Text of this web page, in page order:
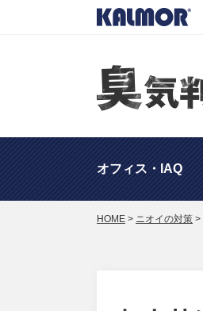
オフィス・IAQ
HOME > ニオイの対策 >